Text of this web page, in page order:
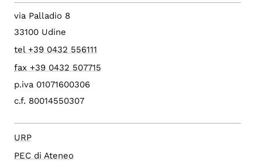
via Palladio 8
33100 Udine
tel +39 0432 556111
fax +39 0432 507715
p.iva 01071600306
c.f. 80014550307
URP
PEC di Ateneo